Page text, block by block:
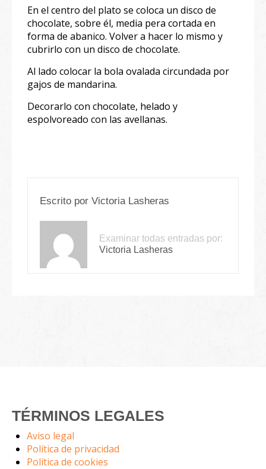
En el centro del plato se coloca un disco de
chocolate, sobre él, media pera cortada en
forma de abanico. Volver a hacer lo mismo y
cubrirlo con un disco de chocolate.
Al lado colocar la bola ovalada circundada por
gajos de mandarina.
Decorarlo con chocolate, helado y
espolvoreado con las avellanas.
Escrito por Victoria Lasheras
Examinar todas entradas por:
Victoria Lasheras
TÉRMINOS LEGALES
Aviso legal
Política de privacidad
Política de cookies